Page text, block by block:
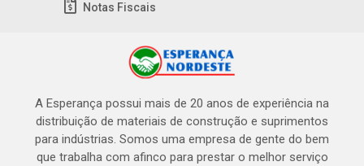
Notas Fiscais
A Esperança possui mais de 20 anos de experiência na
distribuição de materiais de construção e suprimentos
para indústrias. Somos uma empresa de gente do bem
que trabalha com afinco para prestar o melhor serviço